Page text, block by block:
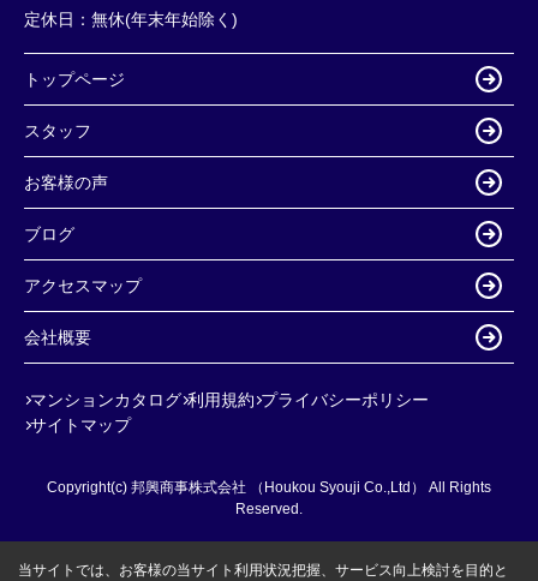
定休日： 無休(年末年始除く)
トップページ
スタッフ
お客様の声
ブログ
アクセスマップ
会社概要
マンションカタログ 利用規約 プライバシーポリシー
サイトマップ
Copyright(c) 邦興商事株式会社 （Houkou Syouji Co.,Ltd） All Rights
Reserved.
当サイトでは、お客様の当サイト利用状況把握、サービス向上検討を目的と